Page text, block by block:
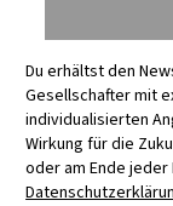
Du erhältst den
Gesellschafter mit
individualisierten
Wirkung für die
oder am Ende